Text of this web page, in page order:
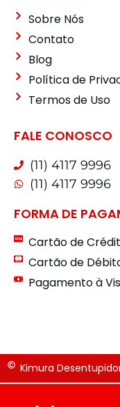
Sobre Nós
Contato
Blog
Política de
Termos de Uso
FALE CONOSCO
(11) 4117 9996
(11) 4117 9996
FORMA DE
Cartão de
Cartão de
Pagamento à
Kimura